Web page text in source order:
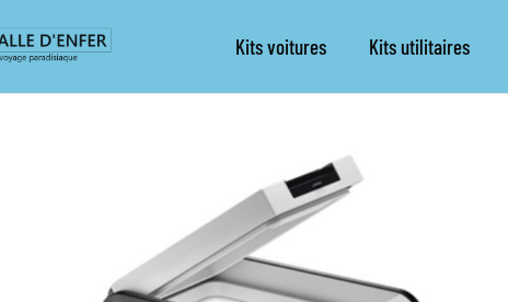
Kits voitures Kits utilitaires